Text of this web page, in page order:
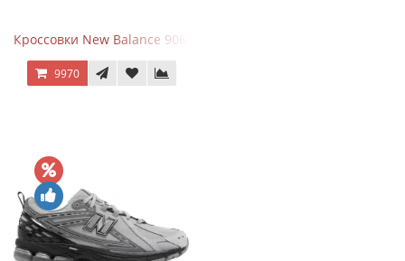
Кроссовки New Balance 9060 Rain Cloud Grey
9970